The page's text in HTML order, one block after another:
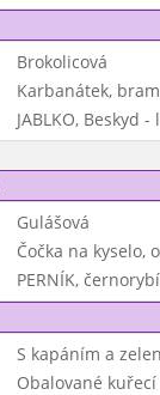
Brokolicová
Karbanátek,
JABLKO, Beskyd
Gulášová
Čočka na kyselo,
PERNÍK,
S kapáním a
Obalované